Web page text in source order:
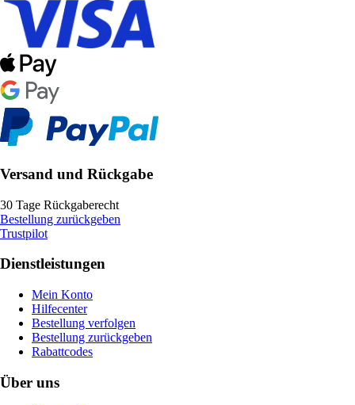
Versand und Rückgabe
30 Tage Rückgaberecht
Bestellung zurückgeben
Trustpilot
Dienstleistungen
Mein Konto
Hilfecenter
Bestellung verfolgen
Bestellung zurückgeben
Rabattcodes
Über uns